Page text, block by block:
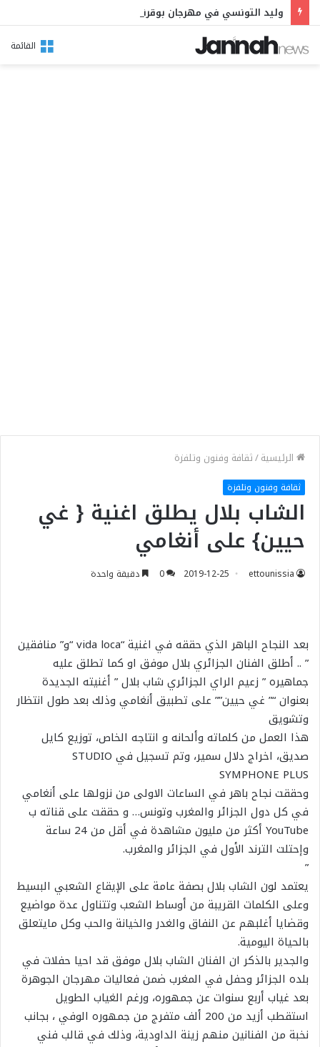
القائمة
الرئيسية/ثقافة وفنون وتلفزة
ثقافة وفنون وتلفزة
الشاب بلال يطلق اغنية { غي
حيين} على أنغامي
ettounissia
2019-12-25
0 دقيقة واحدة
بعد النجاح الباهر الذي حققه في اغنية “vida loca “و” منافقين
” .. أطلق الفنان الجزائري بلال موفق او كما تطلق عليه
جماهيره ” زعيم الراي الجزائري شاب بلال ” أغنيته الجديدة
بعنوان “” غي حيين”” على تطبيق أنغامي وذلك بعد طول انتظار
وتشويق
هذا العمل من كلماته وألحانه و انتاجه الخاص، توزيع كايل
صديق، اخراج دلال سمير، وتم تسجيل في STUDIO
SYMPHONE PLUS
وحققت نجاح باهر في الساعات الاولى من نزولها على أنغامي
في كل دول الجزائر والمغرب وتونس… و حققت على قناته ب
YouTube أكثر من مليون مشاهدة في أقل من 24 ساعة
وإحتلت الترند الأول في الجزائر والمغرب.
”
يعتمد لون الشاب بلال بصفة عامة على الإيقاع الشعبي البسيط
وعلى الكلمات القريبة من أوساط الشعب وتتناول عدة مواضيع
وقضايا أغلبهم عن النفاق والغدر والخيانة والحب وكل مايتعلق
بالحياة اليومية.
والجدير بالذكر ان الفنان الشاب بلال موفق قد احيا حفلات في
بلده الجزائر وحفل في المغرب ضمن فعاليات مهرجان الجوهرة
بعد غياب أربع سنوات عن جمهوره، ورغم الغياب الطويل
استقطب أزيد من 200 ألف متفرج من جمهوره الوفي ، بجانب
نخبة من الفنانين منهم زينة الداودية، وذلك في قالب فني